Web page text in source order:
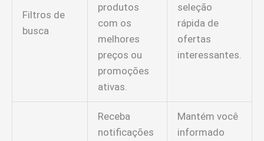
Filtros de
busca
produtos
com os
melhores
preços ou
promoções
ativas.
seleção
rápida de
ofertas
interessantes.
Receba
notificações
Mantém você
informado